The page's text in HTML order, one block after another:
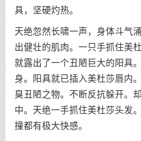
具，坚硬灼热。
天绝忽然长啸一声，身体斗气
出健壮的肌肉。一只手抓住美
就露出了一个丑陋巨大的阳具
身。阳具就已插入美杜莎唇内
臭丑陋之物。不断反抗躲开。
中。天绝一手抓住美杜莎头发
撞都有极大快感。